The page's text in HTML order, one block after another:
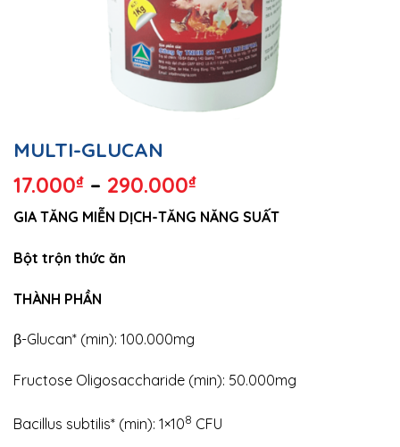
MULTI-GLUCAN
17.000₫ – 290.000₫
GIA TĂNG MIỄN DỊCH-TĂNG NĂNG SUẤT
Bột trộn thức ăn
THÀNH PHẦN
β-Glucan* (min): 100.000mg
Fructose Oligosaccharide (min): 50.000mg
Bacillus subtilis* (min): 1×108 CFU